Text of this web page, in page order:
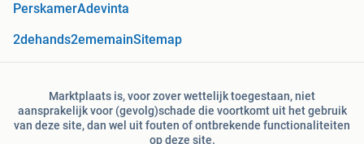
PerskamerAdevinta
2dehands2ememainSitemap
Marktplaats is, voor zover wettelijk toegestaan, niet
aansprakelijk voor (gevolg)schade die voortkomt uit het gebruik
van deze site, dan wel uit fouten of ontbrekende functionaliteiten
op deze site.